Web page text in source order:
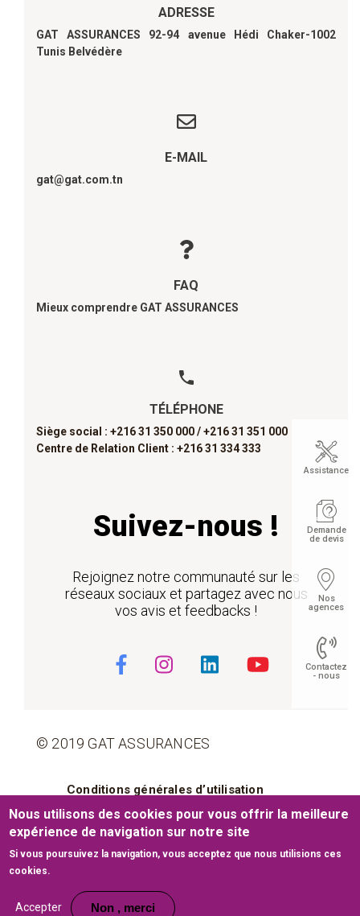
ADRESSE
GAT ASSURANCES 92-94 avenue Hédi Chaker-1002
Tunis Belvédère
E-MAIL
gat@gat.com.tn
FAQ
Mieux comprendre GAT ASSURANCES
TÉLÉPHONE
Siège social : +216 31 350 000 /+216 31 351 000
Centre de Relation Client : +216 31 334 333
Suivez-nous !
Rejoignez notre communauté sur les
réseaux sociaux et partagez avec nous
vos avis et feedbacks !
© 2019 GAT ASSURANCES
Pied de page
Conditions générales d’utilisation
Cookies Mentions légales
Plan du site
Assistance
Demande
de devis
Nos
agences
Contactez
- nous
Nous utilisons des cookies pour vous offrir la meilleure
expérience de navigation sur notre site
Si vous poursuivez la navigation, vous acceptez que nous utilisions ces
cookies.
Accepter Non , merci